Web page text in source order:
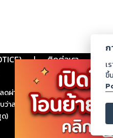
| ติดต่อเรา
านเว็บไซต์และปรากฏว่าละเมิด
ส่วนหนึ่งส่วนใดขัดต่อกฎหมายแล
)
ก
เ
ขึ้